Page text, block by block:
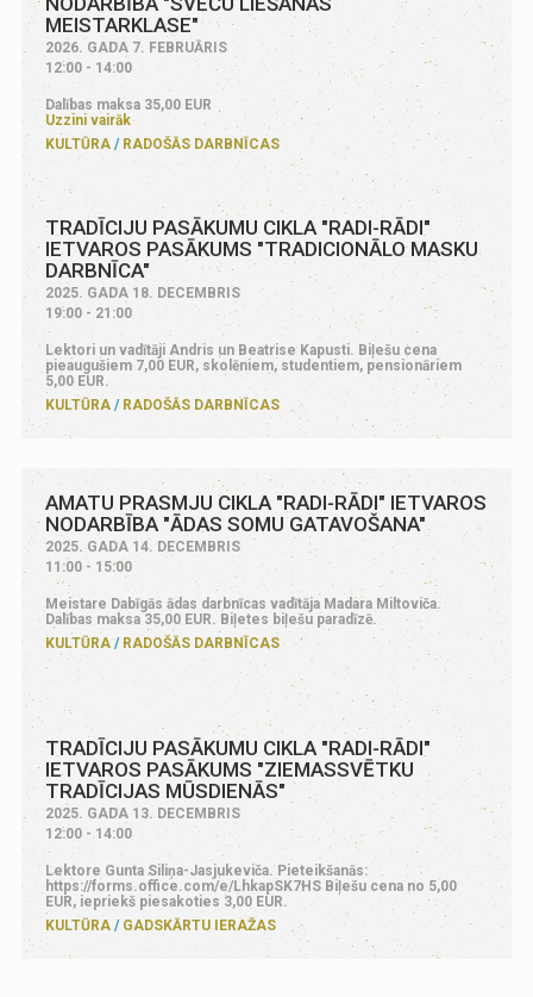
MEISTARKLASE"
2026. GADA 7. FEBRUĀRIS
12:00 - 14:00
Dalības maksa 35,00 EUR
Uzzini vairāk
KULTŪRA
RADOŠĀS DARBNĪCAS
TRADĪCIJU PASĀKUMU CIKLA "RADI-RĀDI"
IETVAROS PASĀKUMS "TRADICIONĀLO MASKU
DARBNĪCA"
2025. GADA 18. DECEMBRIS
19:00 - 21:00
Lektori un vadītāji Andris un Beatrise Kapusti. Biļešu cena
pieaugušiem 7,00 EUR, skolēniem, studentiem, pensionāriem
5,00 EUR.
KULTŪRA
RADOŠĀS DARBNĪCAS
AMATU PRASMJU CIKLA "RADI-RĀDI" IETVAROS
NODARBĪBA "ĀDAS SOMU GATAVOŠANA"
2025. GADA 14. DECEMBRIS
11:00 - 15:00
Meistare Dabīgās ādas darbnīcas vadītāja Madara Miltoviča.
Dalības maksa 35,00 EUR. Biļetes biļešu paradīzē.
KULTŪRA
RADOŠĀS DARBNĪCAS
TRADĪCIJU PASĀKUMU CIKLA "RADI-RĀDI"
IETVAROS PASĀKUMS "ZIEMASSVĒTKU
TRADĪCIJAS MŪSDIENĀS"
2025. GADA 13. DECEMBRIS
12:00 - 14:00
Lektore Gunta Siliņa-Jasjukeviča. Pieteikšanās:
https://forms.office.com/e/LhkapSK7HS Biļešu cena no 5,00
EUR, iepriekš piesakoties 3,00 EUR.
KULTŪRA
GADSKĀRTU IERAŽAS